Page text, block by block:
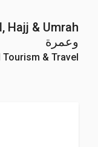
وعمرة
Tourism & Travel السياحة والسفر